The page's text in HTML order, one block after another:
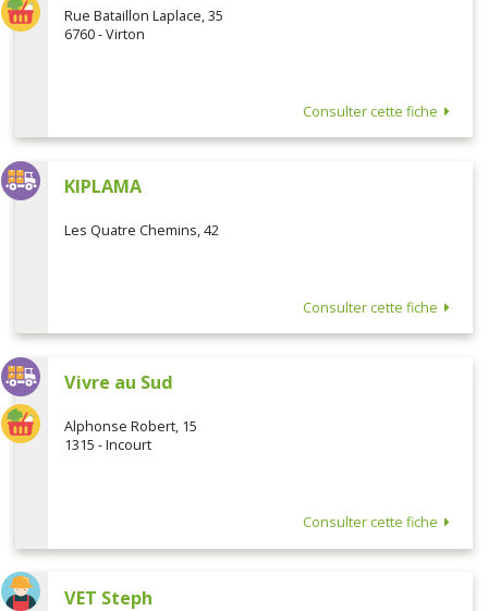
Rue Bataillon Laplace, 35
6760 - Virton
Consulter cette fiche
KIPLAMA
Les Quatre Chemins, 42
Consulter cette fiche
Vivre au Sud
Alphonse Robert, 15
1315 - Incourt
Consulter cette fiche
VET Steph